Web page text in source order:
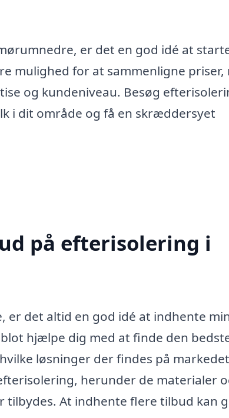
er det en god idé at
mulighed for at sammenligne priser,
og kundeniveau. Besøg
i dit område og få en skræddersyet
på efterisolering i
er det altid en god idé at indhente
hjælpe dig med at finde den
løsninger der findes på
herunder de materialer
tilbydes. At indhente flere tilbud kan